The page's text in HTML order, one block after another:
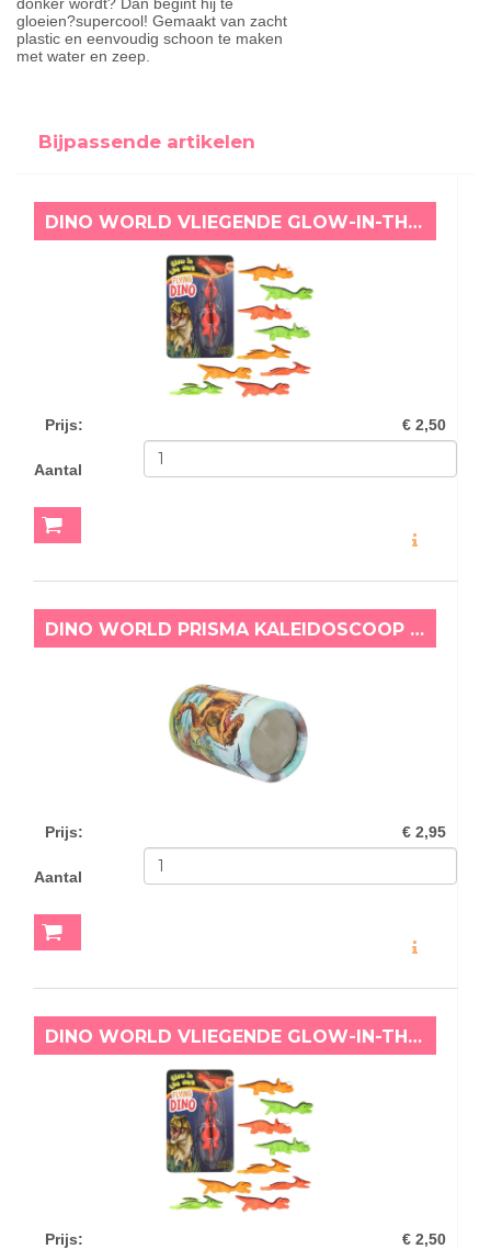
donker wordt? Dan begint hij te
gloeien?supercool! Gemaakt van zacht
plastic en eenvoudig schoon te maken
met water en zeep.
Bijpassende artikelen
DINO WORLD VLIEGENDE GLOW-IN-THE-DARK TRICERATOPS GROEN
Prijs: € 2,50
Aantal
DINO WORLD PRISMA KALEIDOSCOOP BLAUW
Prijs: € 2,95
Aantal
DINO WORLD VLIEGENDE GLOW-IN-THE-DARK TRICERATOPS ROOD
Prijs: € 2,50